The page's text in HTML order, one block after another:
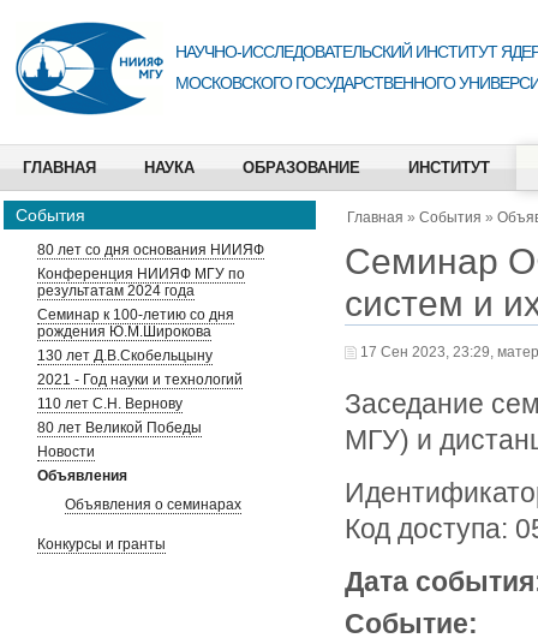
НАУЧНО-ИССЛЕДОВАТЕЛЬСКИЙ ИНСТИТУТ
МОСКОВСКОГО ГОСУДАРСТВЕННОГО
ГЛАВНАЯ НАУКА ОБРАЗОВАНИЕ ИНСТИТУТ
События
80 лет со дня основания НИИЯФ
Конференция НИИЯФ МГУ по
результатам 2024 года
Семинар к 100-летию со дня
рождения Ю.М.Широкова
130 лет Д.В.Скобельцыну
2021 - Год науки и технологий
110 лет С.Н. Вернову
80 лет Великой Победы
Новости
Объявления
Объявления о семинарах
Конкурсы и гранты
Главная » События »
Семинар
систем и
17 Сен 2023, 23:29,
Заседание
МГУ) и
Код доступа:
Дата
Событие: